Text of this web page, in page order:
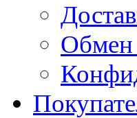
Обмен